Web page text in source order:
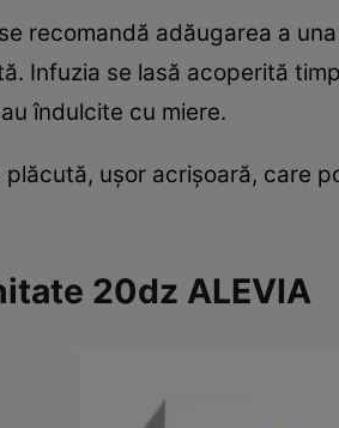
recomandă adăugarea a
Infuzia se lasă acoperită
îndulcite cu miere.
plăcută, ușor acrișoară, care
20dz ALEVIA